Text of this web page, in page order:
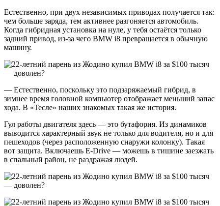
Естественно, при двух независимых приводах получается так:
чем больше заряда, тем активнее разгоняется автомобиль.
Когда гибридная установка на нуле, у тебя остаётся только
задний привод, из-за чего BMW i8 превращается в обычную
машину.
— Естественно, поскольку это подзаряжаемый гибрид, в
зимнее время головной компьютер отображает меньший запас
хода. В «Тесле» наших знакомых такая же история.
Гул работы двигателя здесь — это бутафория. Из динамиков
выводится характерный звук не только для водителя, но и для
пешеходов (через расположенную снаружи колонку). Такая
вот защита. Включаешь E-Drive — можешь в тишине заезжать
в спальный район, не раздражая людей.